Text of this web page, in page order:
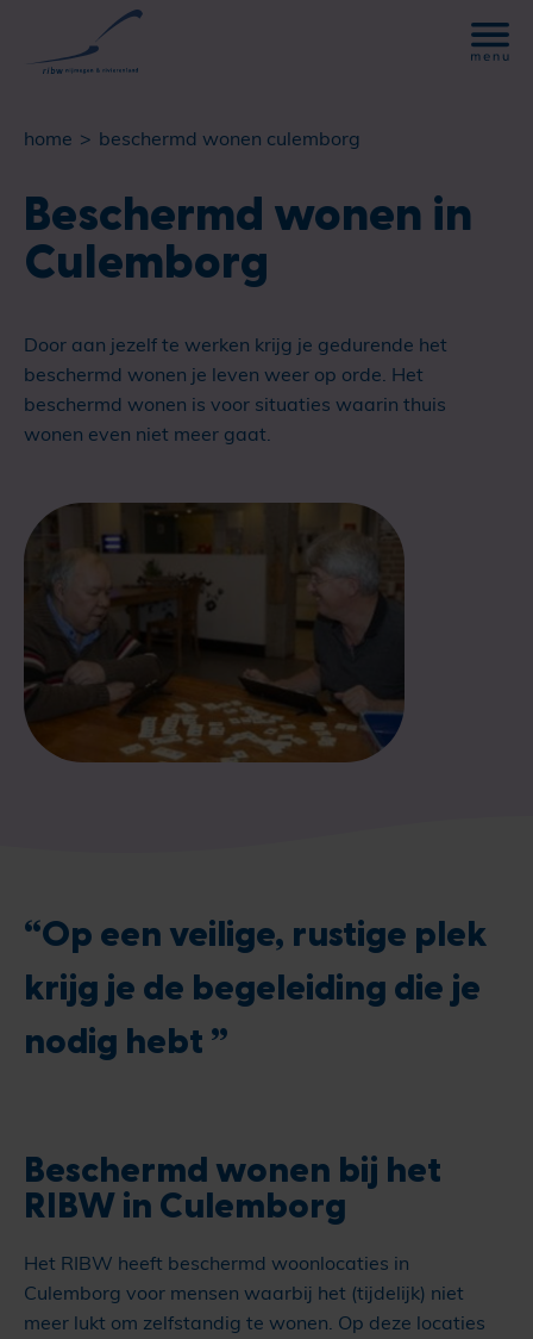
home beschermd wonen culemborg
Beschermd wonen in
Culemborg
Door aan jezelf te werken krijg je gedurende het
beschermd wonen je leven weer op orde. Het
beschermd wonen is voor situaties waarin thuis
wonen even niet meer gaat.
“Op een veilige, rustige plek
krijg je de begeleiding die je
nodig hebt ”
Beschermd wonen bij het
RIBW in Culemborg
Het RIBW heeft beschermd woonlocaties in
Culemborg voor mensen waarbij het (tijdelijk) niet
meer lukt om zelfstandig te wonen. Op deze locaties